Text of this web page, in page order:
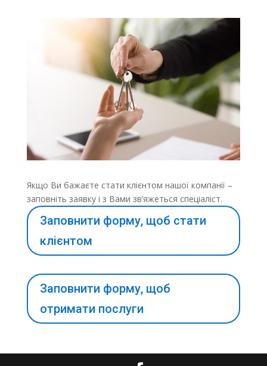
Якщо Ви бажаєте стати клієнтом нашої компанії –
заповніть заявку і з Вами зв’яжеться спеціаліст.
Заповнити форму, щоб стати
клієнтом
Заповнити форму, щоб
отримати послуги